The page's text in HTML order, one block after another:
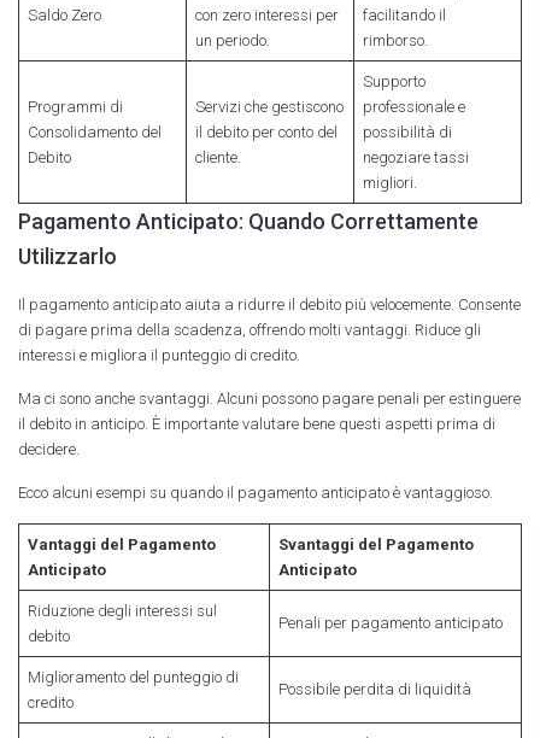
Saldo Zero
con zero interessi per
un periodo.
facilitando il
rimborso.
Programmi di
Consolidamento del
Debito
Servizi che gestiscono
il debito per conto del
cliente.
Supporto
professionale e
possibilità di
negoziare tassi
migliori.
Pagamento Anticipato: Quando Correttamente
Utilizzarlo
Il pagamento anticipato aiuta a ridurre il debito più velocemente. Consente
di pagare prima della scadenza, offrendo molti vantaggi. Riduce gli
interessi e migliora il punteggio di credito.
Ma ci sono anche svantaggi. Alcuni possono pagare penali per estinguere
il debito in anticipo. È importante valutare bene questi aspetti prima di
decidere.
Ecco alcuni esempi su quando il pagamento anticipato è vantaggioso.
Vantaggi del Pagamento
Anticipato
Svantaggi del Pagamento
Anticipato
Riduzione degli interessi sul
debito
Penali per pagamento anticipato
Miglioramento del punteggio di
credito
Possibile perdita di liquidità